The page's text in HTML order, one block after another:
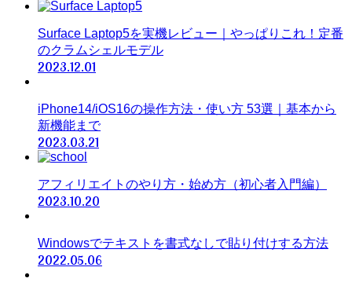
Surface Laptop5を実機レビュー｜やっぱりこれ！定番
のクラムシェルモデル
2023.12.01
iPhone14/iOS16の操作方法・使い方 53選｜基本から
新機能まで
2023.03.21
アフィリエイトのやり方・始め方（初心者入門編）
2023.10.20
Windowsでテキストを書式なしで貼り付けする方法
2022.05.06